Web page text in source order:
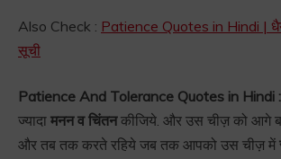
Also Check : Patience Quotes in Hindi |
सूची
Patience And Tolerance Quotes in Hindi :
ज्यादा मनन व चिंतनकीजिये. और उस चीज़ को आगे
और तब तक करते रहिये जब तक आपको उस चीज़ में